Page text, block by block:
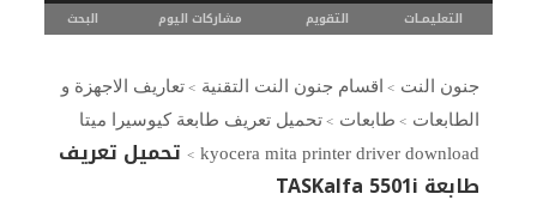
التعليمـــات التقويم مشاركات اليوم البحث
جنون النت > اقسام جنون النت التقنية > تعاريف الاجهزة و
الطابعات > طابعات > تحميل تعريف طابعة كيوسيرا ميتا
kyocera mita printer driver download
> تحميل تعريف
طابعة TASKalfa 5501i